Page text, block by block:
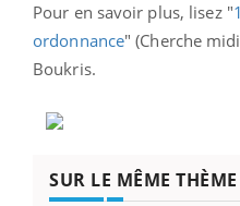
Pour en savoir plus, lisez "
ordonnance" (Cherche
Boukris.
SUR LE MÊME THÈME